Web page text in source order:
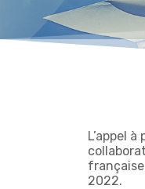
L’appel
2022.